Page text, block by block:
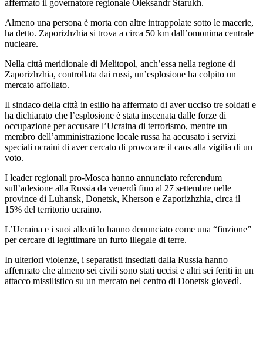
affermato il governatore regionale Oleksandr Starukh.
Almeno una persona è morta con altre intrappolate sotto le macerie,
ha detto. Zaporizhzhia si trova a circa 50 km dall’omonima centrale
nucleare.
Nella città meridionale di Melitopol, anch’essa nella regione di
Zaporizhzhia, controllata dai russi, un’esplosione ha colpito un
mercato affollato.
Il sindaco della città in esilio ha affermato di aver ucciso tre soldati e
ha dichiarato che l’esplosione è stata inscenata dalle forze di
occupazione per accusare l’Ucraina di terrorismo, mentre un
membro dell’amministrazione locale russa ha accusato i servizi
speciali ucraini di aver cercato di provocare il caos alla vigilia di un
voto.
I leader regionali pro-Mosca hanno annunciato referendum
sull’adesione alla Russia da venerdì fino al 27 settembre nelle
province di Luhansk, Donetsk, Kherson e Zaporizhzhia, circa il
15% del territorio ucraino.
L’Ucraina e i suoi alleati lo hanno denunciato come una “finzione”
per cercare di legittimare un furto illegale di terre.
In ulteriori violenze, i separatisti insediati dalla Russia hanno
affermato che almeno sei civili sono stati uccisi e altri sei feriti in un
attacco missilistico su un mercato nel centro di Donetsk giovedì.